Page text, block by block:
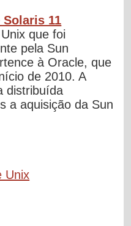
Solaris 11
que foi
pela Sun
à Oracle, que
de 2010. A
distribuída
a aquisição da Sun
Unix